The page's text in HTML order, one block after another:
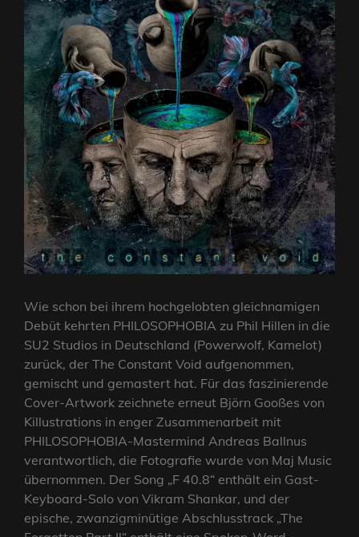
Wie schon bei ihrem hochgelobten gleichnamigen
Debüt kehrten PHILOSOPHOBIA zu Phil Hillen in die
SU2 Studios in Deutschland (Powerwolf, Kamelot)
zurück, der The Constant Void aufgenommen,
gemischt und gemastert hat. Für das faszinierende
Cover-Artwork zeichnete erneut Björn Gooßes von
Killustrations in enger Zusammenarbeit mit
PHILOSOPHOBIA-Mastermind Andreas Ballnus
verantwortlich, die Fotografie wurde von Maj Music
übernommen. Der Song „F 40.8“ enthält ein Gast-
Keyboard-Solo von Vikram Shankar, und der
epische, zwanzigminütige Abschlusstrack „The